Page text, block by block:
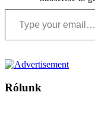
Type your email…
Rólunk